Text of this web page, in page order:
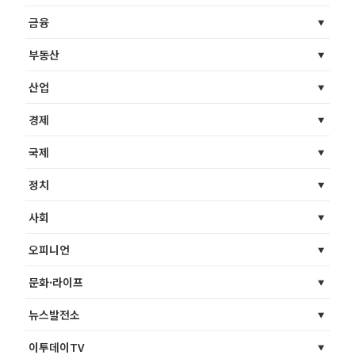
금융
부동산
산업
경제
국제
정치
사회
오피니언
문화·라이프
뉴스발전소
이투데이TV